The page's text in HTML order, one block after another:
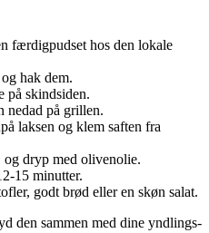
færdigpudset hos den lokale
hak dem.
på skindsiden.
nedad på grillen.
laksen og klem saften fra
og dryp med olivenolie.
15 minutter.
godt brød eller en skøn salat.
den sammen med dine yndlings-